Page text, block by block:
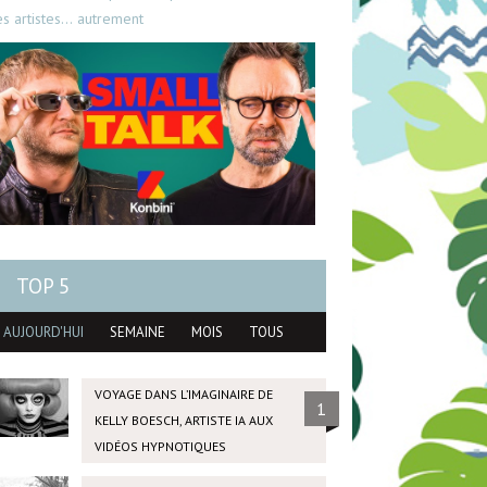
artistes… autrement
TOP 5
AUJOURD'HUI SEMAINE MOIS TOUS
VOYAGE DANS L’IMAGINAIRE DE
KELLY BOESCH, ARTISTE IA AUX
VIDÉOS HYPNOTIQUES
1